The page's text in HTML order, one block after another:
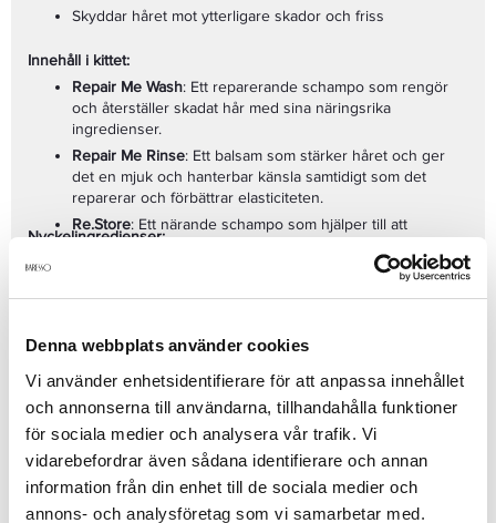
Denna webbplats använder cookies
Vi använder enhetsidentifierare för att anpassa innehållet
och annonserna till användarna, tillhandahålla funktioner
för sociala medier och analysera vår trafik. Vi
vidarebefordrar även sådana identifierare och annan
information från din enhet till de sociala medier och
annons- och analysföretag som vi samarbetar med.
Skyddar håret mot ytterligare skador och friss
Innehåll i kittet:
Repair Me Wash: Ett reparerande schampo som rengör
och återställer skadat hår med sina näringsrika
ingredienser.
Repair Me Rinse: Ett balsam som stärker håret och ger
det en mjuk och hanterbar känsla samtidigt som det
reparerar och förbättrar elasticiteten.
Re.Store: Ett närande schampo som hjälper till att
Nyckelingredienser:
– stärker och reparerar hårstråna
Jojobaolja – närar och mjukgör håret utan att tynga ner
Pro-Vitamin B5– ger håret näring och förbättrar hårets
struktur
Glycerin– bevarar fuktnivåerna i håret och gör det mer
hanterbart
Användning:
Repair Me Wash
: Massera in i fuktigt hår och skapa ett rikt
lödder. Skölj noggrant och upprepa vid behov.
Repair Me Rinse: Applicera balsamet i nytvättat, fuktigt
hår. Låt verka i 1–2 minuter och skölj noggrant.